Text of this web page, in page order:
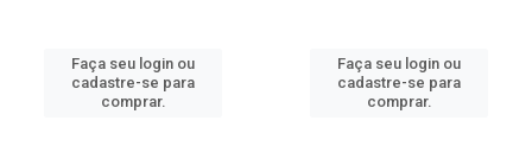
Faça seu login ou
cadastre-se para
comprar.
Faça seu login ou
cadastre-se para
comprar.